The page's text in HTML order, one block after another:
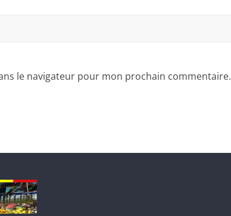
le navigateur pour mon prochain commentaire.